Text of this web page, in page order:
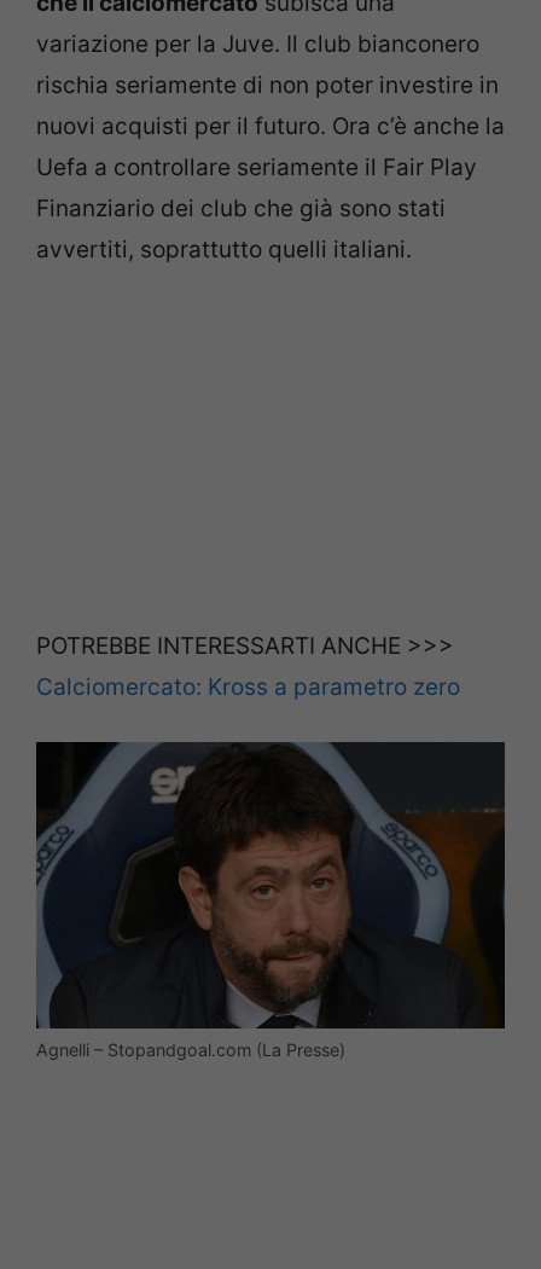
variazione per la Juve. Il club bianconero
rischia seriamente di non poter investire in
nuovi acquisti per il futuro. Ora c’è anche la
Uefa a controllare seriamente il Fair Play
Finanziario dei club che già sono stati
avvertiti, soprattutto quelli italiani.
POTREBBE INTERESSARTI ANCHE >>>
Calciomercato: Kross a parametro zero
Agnelli – Stopandgoal.com (La Presse)